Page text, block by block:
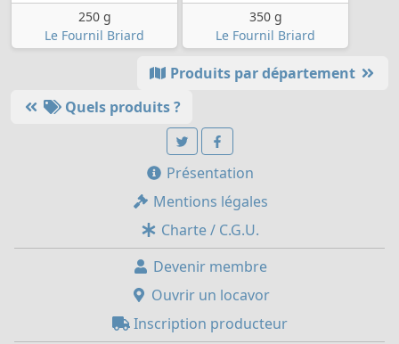
250 g
Le Fournil Briard
350 g
Le Fournil Briard
Produits par département
Quels produits ?
Présentation
Mentions légales
Charte / C.G.U.
Devenir membre
Ouvrir un locavor
Inscription producteur